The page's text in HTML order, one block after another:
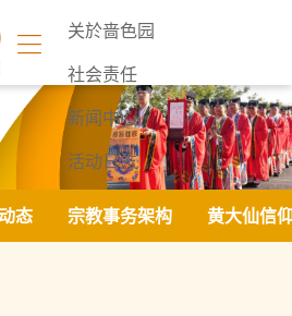
关於啬色园
社会责任
新闻中心
活动日志
联络我们
态 宗教事务架构 黄大仙信